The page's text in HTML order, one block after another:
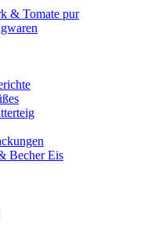
& Tomate pur
Becher Eis